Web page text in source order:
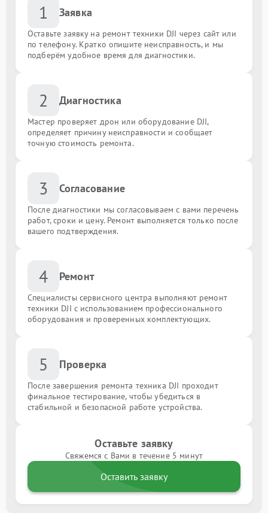
1 Заявка
Оставьте заявку на ремонт техники DJI через сайт или
по телефону. Кратко опишите неисправность, и мы
подберём удобное время для диагностики.
2 Диагностика
Мастер проверяет дрон или оборудование DJI,
определяет причину неисправности и сообщает
точную стоимость ремонта.
3 Согласование
После диагностики мы согласовываем с вами перечень
работ, сроки и цену. Ремонт выполняется только после
вашего подтверждения.
4 Ремонт
Специалисты сервисного центра выполняют ремонт
техники DJI с использованием профессионального
оборудования и проверенных комплектующих.
5 Проверка
После завершения ремонта техника DJI проходит
финальное тестирование, чтобы убедиться в
стабильной и безопасной работе устройства.
Оставьте заявку
Свяжемся с Вами в течение 5 минут
Оставить заявку